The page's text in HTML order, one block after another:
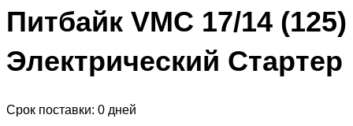
Питбайк VMC 17/14 (125)
Электрический Стартер
Срок поставки: 0 дней